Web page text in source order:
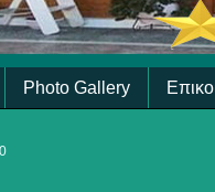
Photo Gallery